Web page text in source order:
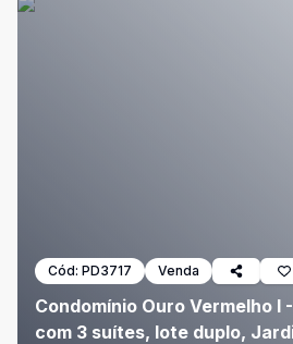
Cód: PD3717 Venda
Condomínio Ouro Vermelho I
com 3 suítes, lote duplo,